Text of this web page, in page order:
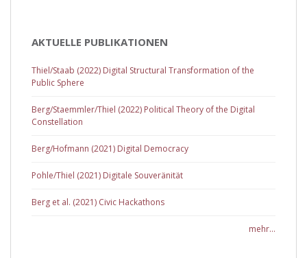
AKTUELLE PUBLIKATIONEN
Thiel/Staab (2022) Digital Structural Transformation of the
Public Sphere
Berg/Staemmler/Thiel (2022) Political Theory of the Digital
Constellation
Berg/Hofmann (2021) Digital Democracy
Pohle/Thiel (2021) Digitale Souveränität
Berg et al. (2021) Civic Hackathons
mehr...